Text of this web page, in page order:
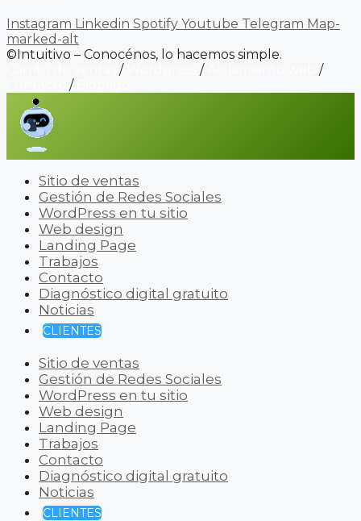
Instagram Linkedin Spotify Youtube Telegram Map-
marked-alt
©Intuitivo – Conocénos, lo hacemos simple.
/ /
/
/
Sitio de ventas
Gestión de Redes Sociales
WordPress en tu sitio
Web design
Landing Page
Trabajos
Contacto
Diagnóstico digital gratuito
Noticias
CLIENTES
Sitio de ventas
Gestión de Redes Sociales
WordPress en tu sitio
Web design
Landing Page
Trabajos
Contacto
Diagnóstico digital gratuito
Noticias
CLIENTES